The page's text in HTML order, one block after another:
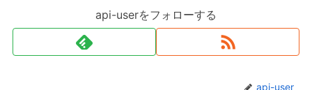
api-userをフォローする
api-user